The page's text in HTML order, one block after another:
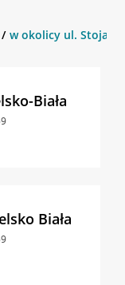
w okolicy ul.
Biała
Biała